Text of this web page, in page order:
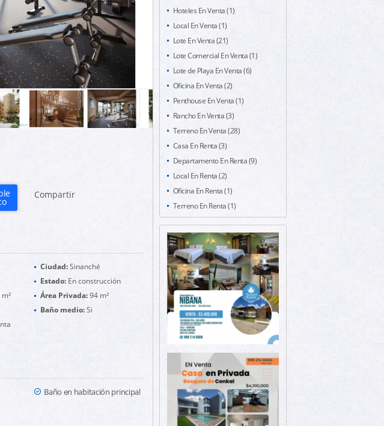
Compartir
Ciudad:Sinanché
Estado:En construcción
Área Privada:94 m²
Baño medio:Si
Baño en habitación principal
Hoteles En Venta (1)
Local En Venta (1)
Lote En Venta (21)
Lote Comercial En Venta (1)
Lote de Playa En Venta (6)
Oficina En Venta (2)
Penthouse En Venta (1)
Rancho En Venta (3)
Terreno En Venta (28)
Casa En Renta (3)
Departamento En Renta (9)
Local En Renta (2)
Oficina En Renta (1)
Terreno En Renta (1)